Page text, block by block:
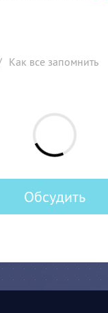
Как все запомнить
Обсудить